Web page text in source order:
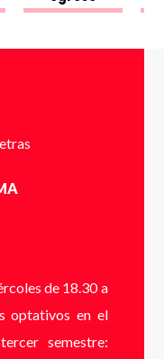
de 18.30 a
optativos en el
semestre:
nos pondremos en
guión (Ej: